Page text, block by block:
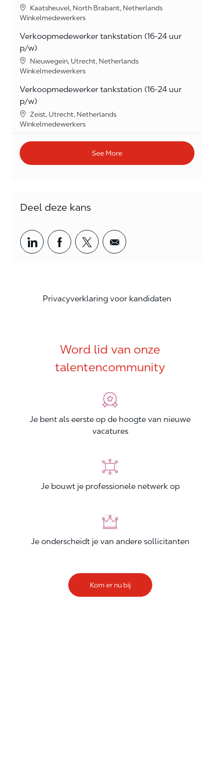
Location
Kaatsheuvel, North Brabant, Netherlands
Category
Winkelmedewerkers
Verkoopmedewerker tankstation (16-24 uur
p/w)
Location
Nieuwegein, Utrecht, Netherlands
Category
Winkelmedewerkers
Verkoopmedewerker tankstation (16-24 uur
p/w)
Location
Zeist, Utrecht, Netherlands
Category
Winkelmedewerkers
See More
Deel deze kans
Share via LinkedIn
Share via Facebook
Share via twitter
Share via email
Privacyverklaring voor kandidaten
Word lid van onze
talentencommunity
Je bent als eerste op de hoogte van nieuwe
vacatures
Je bouwt je professionele netwerk op
Je onderscheidt je van andere sollicitanten
Kom er nu bij